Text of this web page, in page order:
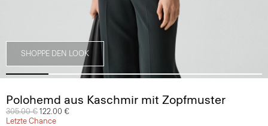
SHOPPE DEN LOOK
Polohemd aus Kaschmir mit Zopfmuster
Preis reduziert von
305.00 € auf
122.00 €
Letzte Chance